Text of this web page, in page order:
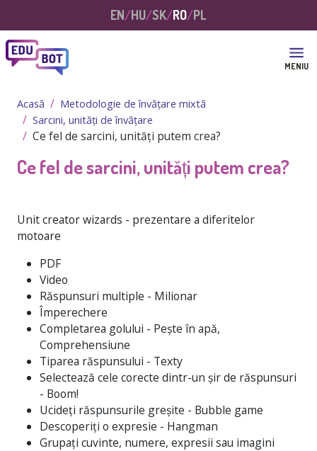
Sari la conținutul principal
MENIU
EN HU SK RO PL
Acasă
Metodologie de învățare mixtă
Sarcini, unități de învățare
Ce fel de sarcini, unități putem crea?
Ce fel de sarcini, unități putem crea?
Unit creator wizards - prezentare a diferitelor
motoare
PDF
Video
Răspunsuri multiple - Milionar
Împerechere
Completarea golului - Pește în apă,
Comprehensiune
Tiparea răspunsului - Texty
Selectează cele corecte dintr-un șir de răspunsuri
- Boom!
Ucideți răspunsurile greșite - Bubble game
Descoperiți o expresie - Hangman
Grupați cuvinte, numere, expresii sau imagini